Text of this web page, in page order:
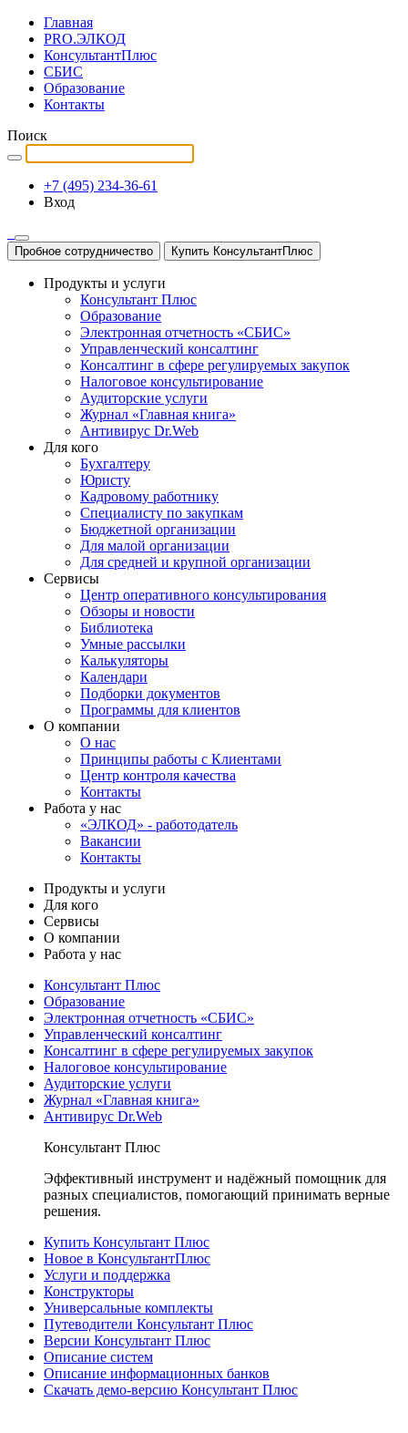
Главная
PRO.ЭЛКОД
КонсультантПлюс
СБИС
Образование
Контакты
Поиск
+7 (495) 234-36-61
Вход
Пробное сотрудничество Купить КонсультантПлюс
Продукты и услуги
Консультант Плюс
Образование
Электронная отчетность «СБИС»
Управленческий консалтинг
Консалтинг в сфере регулируемых закупок
Налоговое консультирование
Аудиторские услуги
Журнал «Главная книга»
Антивирус Dr.Web
Для кого
Бухгалтеру
Юристу
Кадровому работнику
Специалисту по закупкам
Бюджетной организации
Для малой организации
Для средней и крупной организации
Сервисы
Центр оперативного консультирования
Обзоры и новости
Библиотека
Умные рассылки
Калькуляторы
Календари
Подборки документов
Программы для клиентов
О компании
О нас
Принципы работы с Клиентами
Центр контроля качества
Контакты
Работа у нас
«ЭЛКОД» - работодатель
Вакансии
Контакты
Продукты и услуги
Для кого
Сервисы
О компании
Работа у нас
Консультант Плюс
Образование
Электронная отчетность «СБИС»
Управленческий консалтинг
Консалтинг в сфере регулируемых закупок
Налоговое консультирование
Аудиторские услуги
Журнал «Главная книга»
Антивирус Dr.Web
Консультант Плюс
Эффективный инструмент и надёжный помощник для
разных специалистов, помогающий принимать верные
решения.
Купить Консультант Плюс
Новое в КонсультантПлюс
Услуги и поддержка
Конструкторы
Универсальные комплекты
Путеводители Консультант Плюс
Версии Консультант Плюс
Описание систем
Описание информационных банков
Скачать демо-версию Консультант Плюс